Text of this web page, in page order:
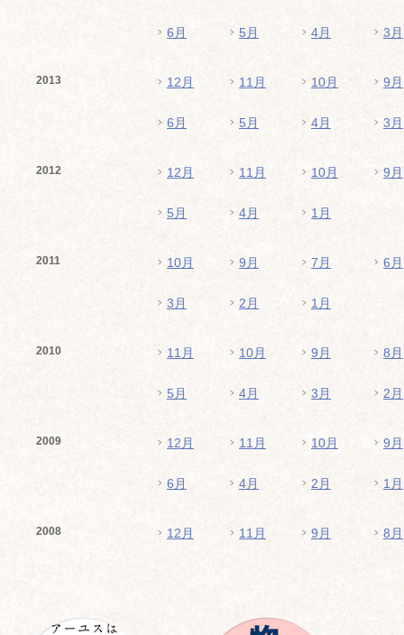
6月 5月 4月 3月
2013 12月 11月 10月 9月
6月 5月 4月 3月
2012 12月 11月 10月 9月
5月 4月 1月
2011 10月 9月 7月 6月
3月 2月 1月
2010 11月 10月 9月 8月
5月 4月 3月 2月
2009 12月 11月 10月 9月
6月 4月 2月 1月
2008 12月 11月 9月 8月